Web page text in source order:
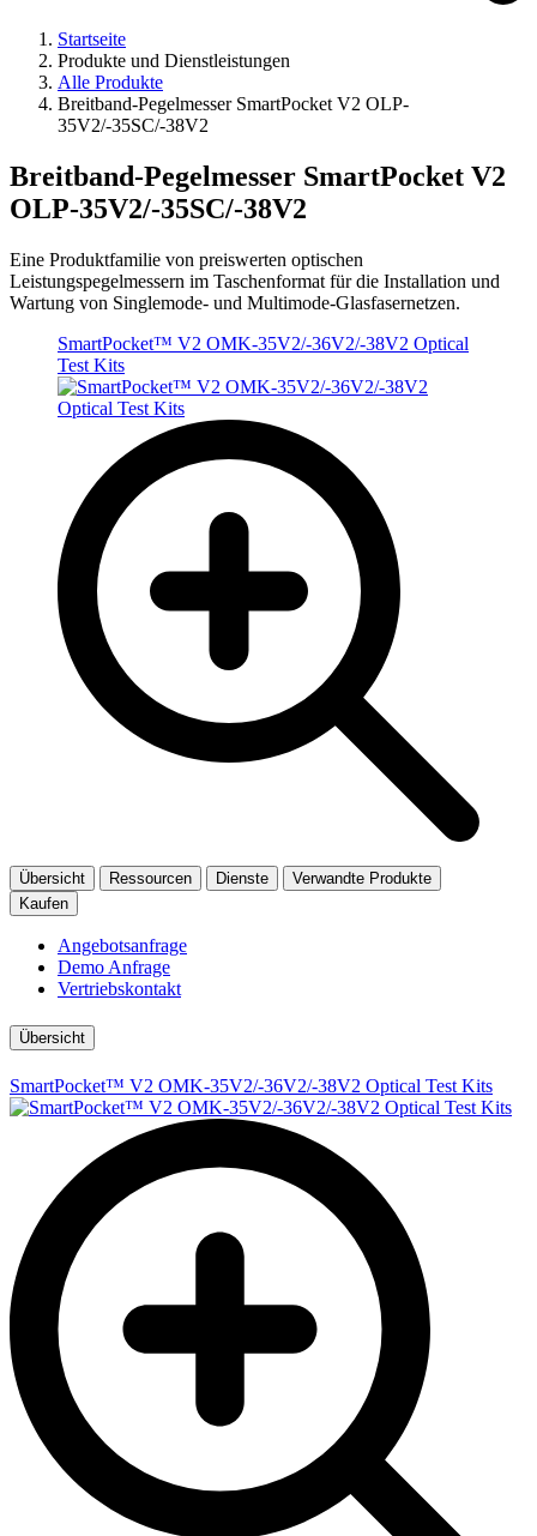
Startseite
Produkte und Dienstleistungen
Alle Produkte
Breitband-Pegelmesser SmartPocket V2 OLP-
35V2/-35SC/-38V2
Breitband-Pegelmesser SmartPocket V2
OLP-35V2/-35SC/-38V2
Eine Produktfamilie von preiswerten optischen
Leistungspegelmessern im Taschenformat für die Installation und
Wartung von Singlemode- und Multimode-Glasfasernetzen.
SmartPocket™ V2 OMK-35V2/-36V2/-38V2 Optical
Test Kits
Übersicht Ressourcen Dienste
Verwandte Produkte
Kaufen
Angebotsanfrage
Demo Anfrage
Vertriebskontakt
Übersicht
SmartPocket™ V2 OMK-35V2/-36V2/-38V2 Optical Test Kits